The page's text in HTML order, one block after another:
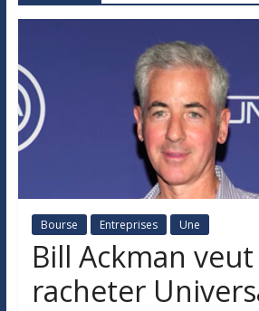
Bourse Entreprises Une
Bill Ackman veut
racheter